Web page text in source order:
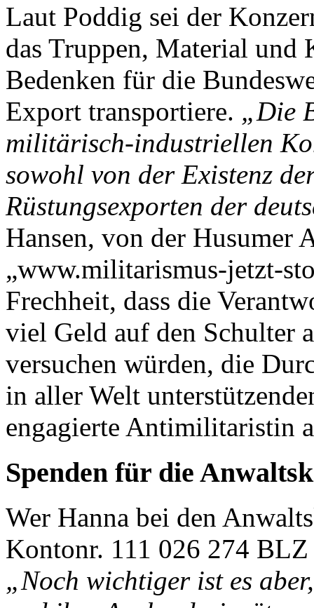
Laut Poddig sei der
das Truppen, Material und
Bedenken für die
Export transportiere. „Die
militärisch-industriellen
sowohl von der Existenz
Rüstungsexporten der
Hansen, von der
„www.militarismus-jetzt-
Frechheit, dass die
viel Geld auf den Schulter
versuchen würden, die
in aller Welt
engagierte Antimilitaristin
Spenden für die
Wer Hanna bei den
Kontonr. 111 026 274
„Noch wichtiger ist es